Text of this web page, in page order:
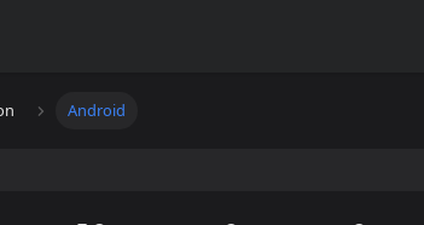
Android